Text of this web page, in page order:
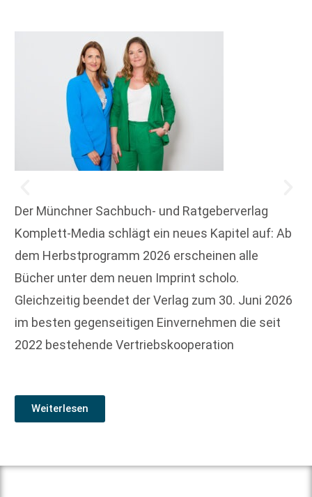
Der Münchner Sachbuch- und Ratgeberverlag
Komplett-Media schlägt ein neues Kapitel auf: Ab
dem Herbstprogramm 2026 erscheinen alle
Bücher unter dem neuen Imprint scholo.
Gleichzeitig beendet der Verlag zum 30. Juni 2026
im besten gegenseitigen Einvernehmen die seit
2022 bestehende Vertriebskooperation
Weiterlesen